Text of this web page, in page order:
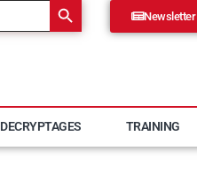
Newsletter
DECRYPTAGES TRAINING